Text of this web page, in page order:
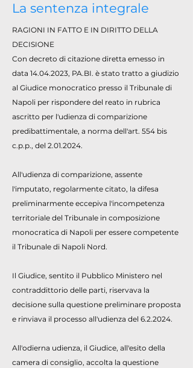
La sentenza integrale
RAGIONI IN FATTO E IN DIRITTO DELLA
DECISIONE
Con decreto di citazione diretta emesso in
data 14.04.2023, PA.BI. è stato tratto a giudizio
al Giudice monocratico presso il Tribunale di
Napoli per rispondere del reato in rubrica
ascritto per l'udienza di comparizione
predibattimentale, a norma dell'art. 554 bis
c.p.p., del 2.01.2024.
All'udienza di comparizione, assente
l'imputato, regolarmente citato, la difesa
preliminarmente eccepiva l'incompetenza
territoriale del Tribunale in composizione
monocratica di Napoli per essere competente
il Tribunale di Napoli Nord.
Il Giudice, sentito il Pubblico Ministero nel
contraddittorio delle parti, riservava la
decisione sulla questione preliminare proposta
e rinviava il processo all'udienza del 6.2.2024.
All'odierna udienza, il Giudice, all'esito della
camera di consiglio, accolta la questione